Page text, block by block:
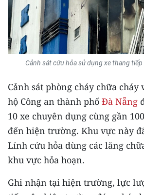
Media Môi trường
Ảnh
Infographic
TIN MỚI
TIN ĐỊA PHƯƠNG
Trung du và miền núi phía Bắc
Đồng bằng sông Hồng
Cảnh sát cứu hỏa sử dụng xe thang
Cảnh sát phòng cháy chữa cháy
hộ Công an thành phố Đà Nẵng
10 xe chuyên dụng cùng gần
đến hiện trường. Khu vực này
Lính cứu hỏa dùng các lăng
khu vực hỏa hoạn.
Ghi nhận tại hiện trường, lực